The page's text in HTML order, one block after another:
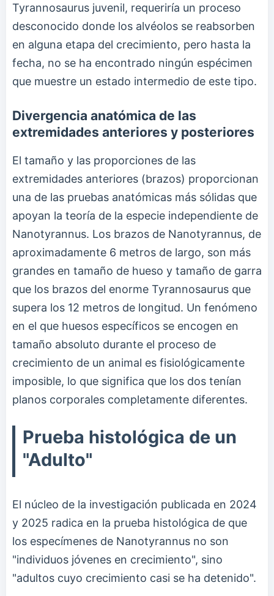
Tyrannosaurus juvenil, requeriría un proceso
desconocido donde los alvéolos se reabsorben
en alguna etapa del crecimiento, pero hasta la
fecha, no se ha encontrado ningún espécimen
que muestre un estado intermedio de este tipo.
Divergencia anatómica de las
extremidades anteriores y posteriores
El tamaño y las proporciones de las
extremidades anteriores (brazos) proporcionan
una de las pruebas anatómicas más sólidas que
apoyan la teoría de la especie independiente de
Nanotyrannus. Los brazos de Nanotyrannus, de
aproximadamente 6 metros de largo, son más
grandes en tamaño de hueso y tamaño de garra
que los brazos del enorme Tyrannosaurus que
supera los 12 metros de longitud. Un fenómeno
en el que huesos específicos se encogen en
tamaño absoluto durante el proceso de
crecimiento de un animal es fisiológicamente
imposible, lo que significa que los dos tenían
planos corporales completamente diferentes.
Prueba histológica de un
"Adulto"
El núcleo de la investigación publicada en 2024
y 2025 radica en la prueba histológica de que
los especímenes de Nanotyrannus no son
"individuos jóvenes en crecimiento", sino
"adultos cuyo crecimiento casi se ha detenido".